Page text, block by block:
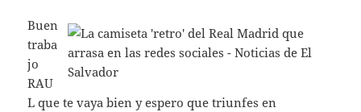
Buen
traba
jo
RAU
L que te vaya bien y espero que triunfes en